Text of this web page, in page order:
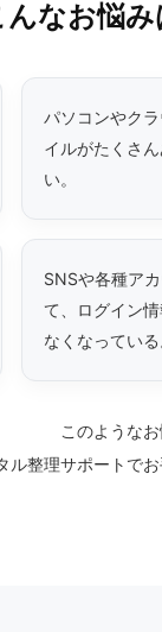
んなお悩
パソコンやク
イルがたくさ
い。
SNSや各種ア
て、ログイン
なくなっている
このような
ル整理サポートで